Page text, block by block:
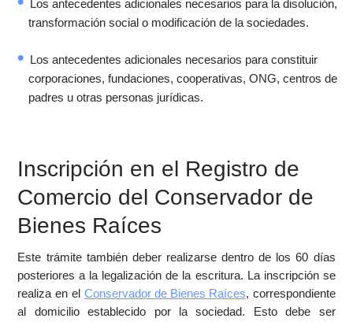
Los antecedentes adicionales necesarios para la disolución,
transformación social o modificación de la sociedades.
Los antecedentes adicionales necesarios para constituir
corporaciones, fundaciones, cooperativas, ONG, centros de
padres u otras personas jurídicas.
Inscripción en el Registro de
Comercio del Conservador de
Bienes Raíces
Este trámite también deber realizarse dentro de los 60 días
posteriores a la legalización de la escritura. La inscripción se
realiza en el Conservador de Bienes Raíces, correspondiente
al domicilio establecido por la sociedad. Esto debe ser